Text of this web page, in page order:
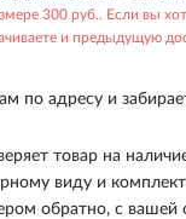
300 руб.. Если вы
и предыдущую
по адресу и
товар на
виду и
обратно, с вашей